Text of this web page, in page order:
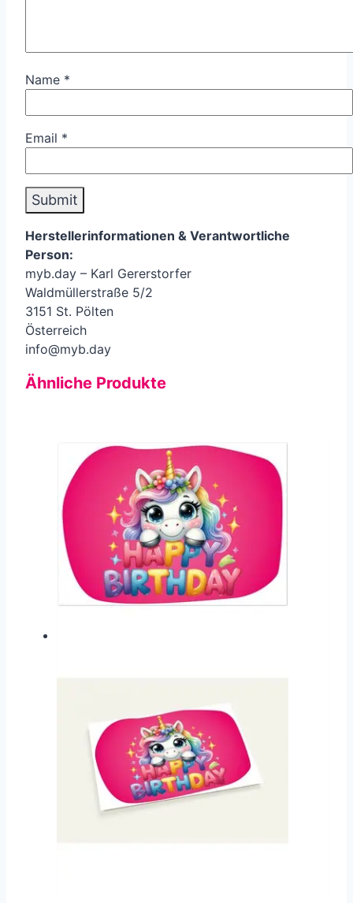
Name *
Email *
Herstellerinformationen & Verantwortliche
Person:
myb.day – Karl Gererstorfer
Waldmüllerstraße 5/2
3151 St. Pölten
Österreich
info@myb.day
Ähnliche Produkte